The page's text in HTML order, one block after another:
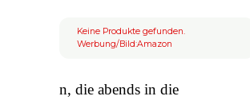
Keine Produkte gefunden.
Werbung/Bild:Amazon
n, die abends in die